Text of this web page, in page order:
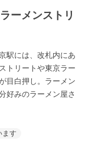
ーメンストリ
駅には、改札内にあ
トリートや東京ラー
目白押し。ラーメン
好みのラーメン屋さ
ます